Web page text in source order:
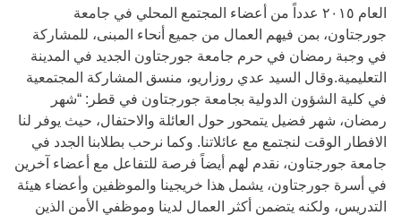
العام ٢٠١٥ عدداً من أعضاء المجتمع المحلي في جامعة
جورجتاون، بمن فيهم العمال من جميع أنحاء المبنى، للمشاركة
في وجبة رمضان في حرم جامعة جورجتاون الجديد في المدينة
التعليمية.وقال السيد عدي روزاريو، منسق المشاركة المجتمعية
في كلية الشؤون الدولية بجامعة جورجتاون في قطر: “شهر
رمضان، شهر فضيل يتمحور حول العائلة والاحتفال، حيث يوفر لنا
الافطار الوقت لنجتمع مع عائلاتنا. وكما نرحب بطلابنا الجدد في
جامعة جورجتاون، نقدم لهم أيضاً فرصة للتفاعل مع أعضاء آخرين
في أسرة جورجتاون، يشمل هذا خريجينا والموظفين وأعضاء هيئة
التدريس، ولكنه يتضمن أكثر العمال لدينا وموظفي الأمن الذين